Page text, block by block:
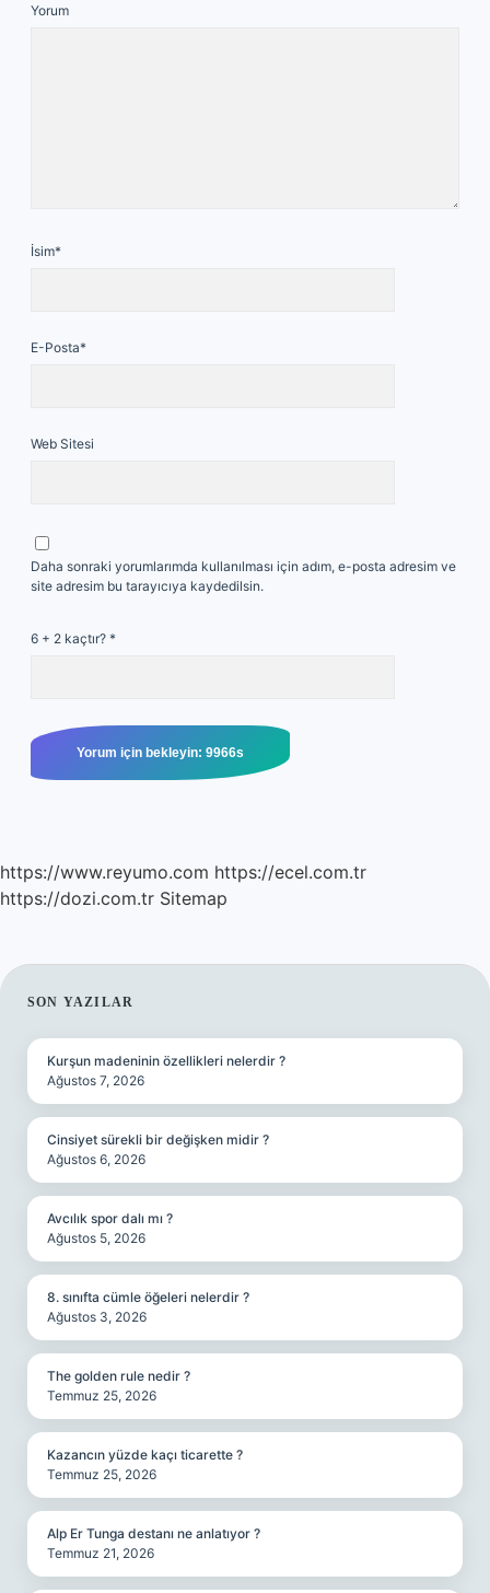
Yorum
İsim*
E-Posta*
Web Sitesi
Daha sonraki yorumlarımda kullanılması için adım, e-posta adresim ve
site adresim bu tarayıcıya kaydedilsin.
6 + 2 kaçtır? *
https://www.reyumo.com https://ecel.com.tr
https://dozi.com.tr Sitemap
SIDEBAR
SON YAZILAR
Kurşun madeninin özellikleri nelerdir ?
Ağustos 7, 2026
Cinsiyet sürekli bir değişken midir ?
Ağustos 6, 2026
Avcılık spor dalı mı ?
Ağustos 5, 2026
8. sınıfta cümle öğeleri nelerdir ?
Ağustos 3, 2026
The golden rule nedir ?
Temmuz 25, 2026
Kazancın yüzde kaçı ticarette ?
Temmuz 25, 2026
Alp Er Tunga destanı ne anlatıyor ?
Temmuz 21, 2026